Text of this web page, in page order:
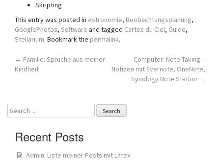
Skripting
This entry was posted in Astronomie, Beobachtungsplanung,
GooglePhotos, Software and tagged Cartes du Ciel, Guide,
Stellarium. Bookmark the permalink.
Post
← Familie: Sprüche aus meiner
Kindheit
Computer: Note Taking –
Notizen mit Evernote, OneNote,
Synology Note Station →
Search
for:
Recent Posts
Admin: Liste meiner Posts mit Latex